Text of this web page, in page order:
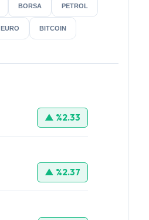
BORSA PETROL
EURO BITCOIN
▲ %2.33
▲ %2.37